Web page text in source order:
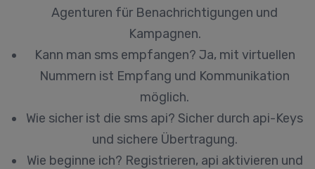
Agenturen für Benachrichtigungen und
Kampagnen.
Kann man sms empfangen? Ja, mit virtuellen
Nummern ist Empfang und Kommunikation
möglich.
Wie sicher ist die sms api? Sicher durch api-Keys
und sichere Übertragung.
Wie beginne ich? Registrieren, api aktivieren und